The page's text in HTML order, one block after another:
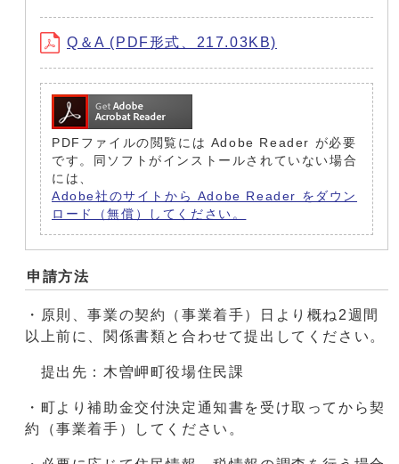
Q＆A (PDF形式、217.03KB)
PDFファイルの閲覧には Adobe Reader が必要
です。同ソフトがインストールされていない場合
には、
Adobe社のサイトから Adobe Reader をダウン
ロード（無償）してください。
申請方法
・原則、事業の契約（事業着手）日より概ね2週間
以上前に、関係書類と合わせて提出してください。
提出先：木曽岬町役場住民課
・町より補助金交付決定通知書を受け取ってから契
約（事業着手）してください。